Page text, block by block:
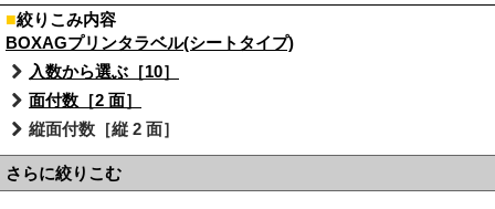
■絞りこみ内容
BOXAGプリンタラベル(シートタイプ)
入数から選ぶ［10］
面付数［2 面］
縦面付数［縦 2 面］
さらに絞りこむ